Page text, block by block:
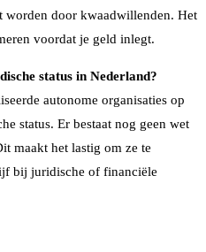
worden door kwaadwillenden. Het
voordat je geld inlegt.
status in Nederland?
autonome organisaties op
status. Er bestaat nog geen wet
maakt het lastig om ze te
bij juridische of financiële